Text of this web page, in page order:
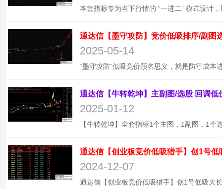
2025-05-14
2025-01-12
通达信【创业板竞价低吸猎手】创1号
2024-12-07